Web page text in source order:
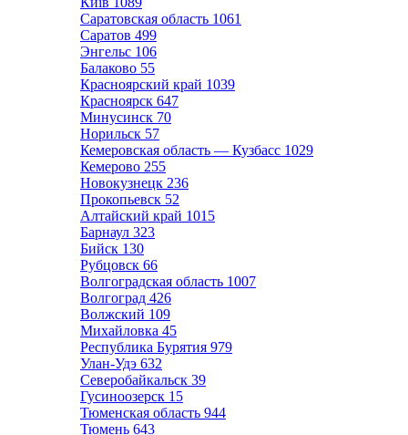
Саратовская область 1061
Саратов 499
Энгельс 106
Балаково 55
Красноярский край 1039
Красноярск 647
Минусинск 70
Норильск 57
Кемеровская область — Кузбасс 1029
Кемерово 255
Новокузнецк 236
Прокопьевск 52
Алтайский край 1015
Барнаул 323
Бийск 130
Рубцовск 66
Волгоградская область 1007
Волгоград 426
Волжский 109
Михайловка 45
Республика Бурятия 979
Улан-Удэ 632
Северобайкальск 39
Гусиноозерск 15
Тюменская область 944
Тюмень 643